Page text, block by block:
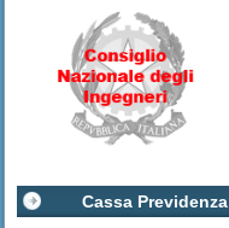
Cassa Previdenza